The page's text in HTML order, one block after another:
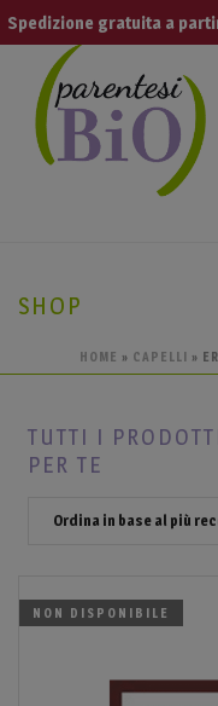
SHOP
HOME » CAPELLI »
TUTTI I
PER TE
NON DISPONIBILE
Spedizione gratuita a